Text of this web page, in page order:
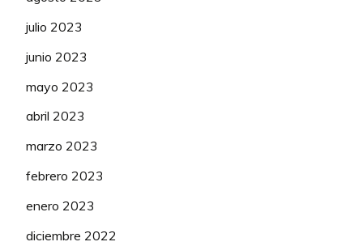
julio 2023
junio 2023
mayo 2023
abril 2023
marzo 2023
febrero 2023
enero 2023
diciembre 2022